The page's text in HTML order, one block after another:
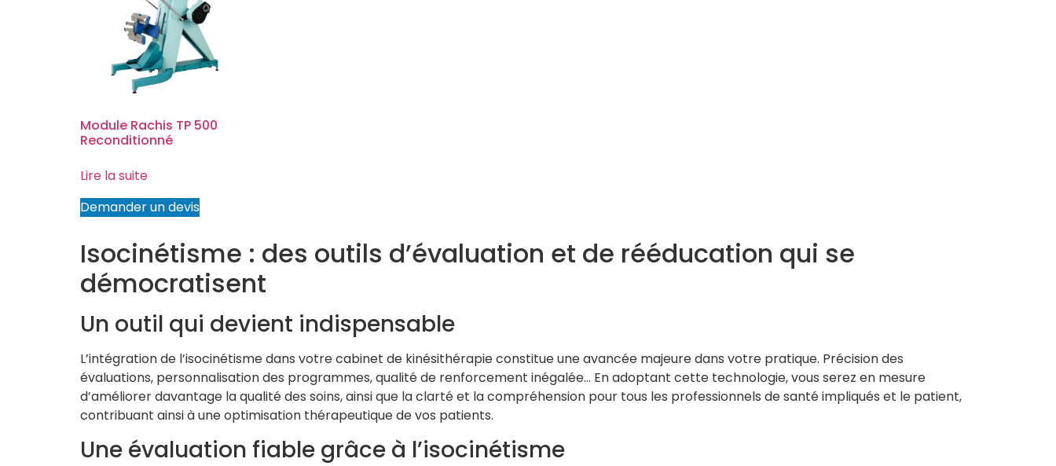
Module Rachis TP 500
Reconditionné
Lire la suite
Demander un devis
Isocinétisme : des outils d’évaluation et de rééducation qui se
démocratisent
Un outil qui devient indispensable
L’intégration de l’isocinétisme dans votre cabinet de kinésithérapie constitue une avancée majeure dans votre pratique. Précision des
évaluations, personnalisation des programmes, qualité de renforcement inégalée… En adoptant cette technologie, vous serez en mesure
d’améliorer davantage la qualité des soins, ainsi que la clarté et la compréhension pour tous les professionnels de santé impliqués et le patient,
contribuant ainsi à une optimisation thérapeutique de vos patients.
Une évaluation fiable grâce à l’isocinétisme